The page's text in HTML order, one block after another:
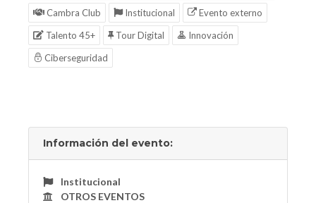
Cambra Club
Institucional
Evento externo
Talento 45+
Tour Digital
Innovación
Ciberseguridad
Información del evento:
Institucional
OTROS EVENTOS